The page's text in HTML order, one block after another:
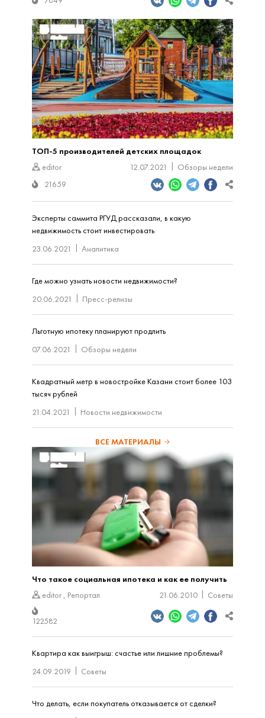
ТОП-5 производителей детских площадок
editor
12.07.2021
Обзоры недели
21659
Эксперты саммита РГУД рассказали, в какую
недвижимость стоит инвестировать
23.06.2021
Аналитика
Где можно узнать новости недвижимости?
20.06.2021
Пресс-релизы
Льготную ипотеку планируют продлить
07.06.2021
Обзоры недели
Квадратный метр в новостройке Казани стоит более 103
тысяч рублей
21.04.2021
Новости недвижимости
ВСЕ МАТЕРИАЛЫ
Что такое социальная ипотека и как ее получить
editor , Репортал 21.06.2010 Советы
122582
Квартира как выигрыш: счастье или лишние проблемы?
24.09.2019
Советы
Что делать, если покупатель отказывается от сделки?